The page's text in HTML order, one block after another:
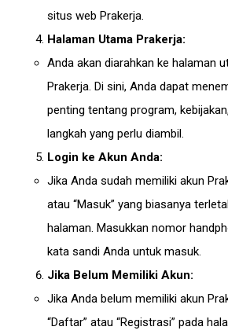
situs web Prakerja.
Halaman Utama Prakerja:
Anda akan diarahkan ke halaman
Prakerja. Di sini, Anda dapat
penting tentang program,
langkah yang perlu diambil.
Login ke Akun Anda:
Jika Anda sudah memiliki akun
atau “Masuk” yang biasanya
halaman. Masukkan nomor
kata sandi Anda untuk masuk.
Jika Belum Memiliki Akun:
Jika Anda belum memiliki akun
“Daftar” atau “Registrasi” pada